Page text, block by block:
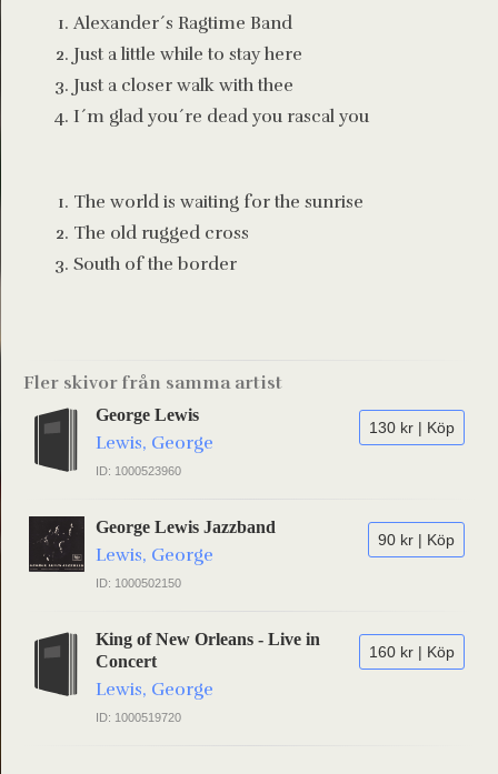
Alexander´s Ragtime Band
Just a little while to stay here
Just a closer walk with thee
I´m glad you´re dead you rascal you
The world is waiting for the sunrise
The old rugged cross
South of the border
Fler skivor från samma artist
130 kr | Köp
George Lewis
Lewis, George
ID: 1000523960
90 kr | Köp
George Lewis Jazzband
Lewis, George
ID: 1000502150
160 kr | Köp
King of New Orleans - Live in
Concert
Lewis, George
ID: 1000519720